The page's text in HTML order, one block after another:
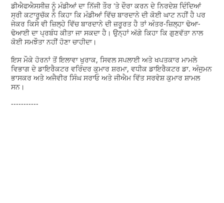
ਡੀਐਫਐਸਸੀਜ਼ ਨੂੰ ਮੰਡੀਆਂ ਦਾ ਨਿੱਜੀ ਤੌਰ 'ਤੇ ਦੌਰਾ ਕਰਨ ਦੇ ਨਿਰਦੇਸ਼ ਦਿੰਦਿਆਂ
ਸ੍ਰੀ ਕਟਾਰੂਚੱਕ ਨੇ ਕਿਹਾ ਕਿ ਮੰਡੀਆਂ ਵਿੱਚ ਬਾਰਦਾਨੇ ਦੀ ਕੋਈ ਘਾਟ ਨਹੀਂ ਹੈ ਪਰ
ਜੇਕਰ ਕਿਸੇ ਵੀ ਜ਼ਿਲ੍ਹੇ ਵਿੱਚ ਬਾਰਦਾਨੇ ਦੀ ਜ਼ਰੂਰਤ ਹੈ ਤਾਂ ਅੰਤਰ-ਜ਼ਿਲ੍ਹਾ ਢੋਆ-
ਢੋਆਈ ਦਾ ਪ੍ਰਬੰਧ ਕੀਤਾ ਜਾ ਸਕਦਾ ਹੈ। ਉਨ੍ਹਾਂ ਅੱਗੇ ਕਿਹਾ ਕਿ ਗੁਣਵੱਤਾ ਨਾਲ
ਕੋਈ ਸਮਝੌਤਾ ਨਹੀਂ ਹੋਣਾ ਚਾਹੀਦਾ।
ਇਸ ਮੌਕੇ ਹੋਰਨਾਂ ਤੋਂ ਇਲਾਵਾ ਖੁਰਾਕ, ਸਿਵਲ ਸਪਲਾਈ ਅਤੇ ਖਪਤਕਾਰ ਮਾਮਲੇ
ਵਿਭਾਗ ਦੇ ਡਾਇਰੈਕਟਰ ਵਰਿੰਦਰ ਕੁਮਾਰ ਸ਼ਰਮਾ, ਵਧੀਕ ਡਾਇਰੈਕਟਰ ਡਾ. ਅੰਜੁਮਨ
ਭਾਸਕਰ ਅਤੇ ਅਜੈਵੀਰ ਸਿੰਘ ਸਰਾਓ ਅਤੇ ਜੀਐਮ ਵਿੱਤ ਸਰਵੇਸ਼ ਕੁਮਾਰ ਸ਼ਾਮਲ
ਸਨ।
-----------